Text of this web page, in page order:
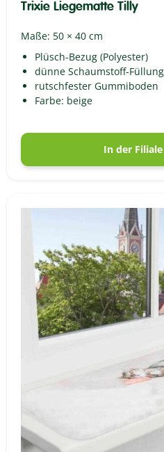
Trixie Liegematte Tilly
Maße: 50 × 40 cm
Plüsch-Bezug (Polyester)
dünne Schaumstoff-Füllung
rutschfester Gummiboden
Farbe: beige
In der